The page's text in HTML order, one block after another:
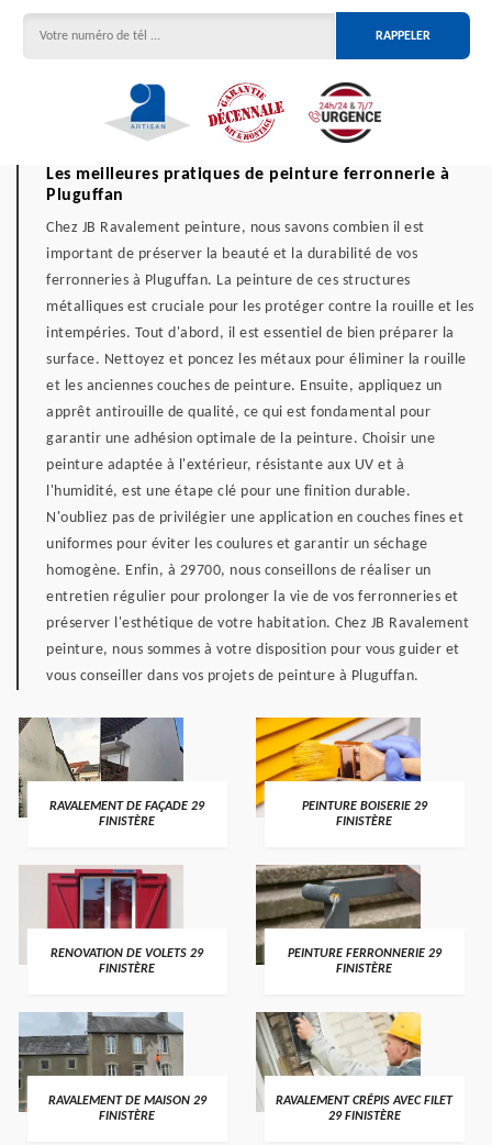
Les meilleures pratiques de peinture ferronnerie à
Pluguffan
Chez JB Ravalement peinture, nous savons combien il est
important de préserver la beauté et la durabilité de vos
ferronneries à Pluguffan. La peinture de ces structures
métalliques est cruciale pour les protéger contre la rouille et les
intempéries. Tout d'abord, il est essentiel de bien préparer la
surface. Nettoyez et poncez les métaux pour éliminer la rouille
et les anciennes couches de peinture. Ensuite, appliquez un
apprêt antirouille de qualité, ce qui est fondamental pour
garantir une adhésion optimale de la peinture. Choisir une
peinture adaptée à l'extérieur, résistante aux UV et à
l'humidité, est une étape clé pour une finition durable.
N'oubliez pas de privilégier une application en couches fines et
uniformes pour éviter les coulures et garantir un séchage
homogène. Enfin, à 29700, nous conseillons de réaliser un
entretien régulier pour prolonger la vie de vos ferronneries et
préserver l'esthétique de votre habitation. Chez JB Ravalement
peinture, nous sommes à votre disposition pour vous guider et
vous conseiller dans vos projets de peinture à Pluguffan.
RAVALEMENT DE FAÇADE 29
FINISTÈRE
PEINTURE BOISERIE 29
FINISTÈRE
RENOVATION DE VOLETS 29
FINISTÈRE
PEINTURE FERRONNERIE 29
FINISTÈRE
RAVALEMENT DE MAISON 29
FINISTÈRE
RAVALEMENT CRÉPIS AVEC FILET
29 FINISTÈRE